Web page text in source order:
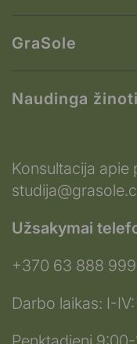
GraSole
Naudinga žinoti
Konsultacija apie
Užsakymai
+370 63 888 999
Darbo laikas: I-